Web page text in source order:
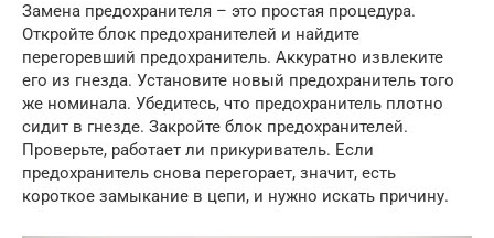
Замена предохранителя – это простая процедура.
Откройте блок предохранителей и найдите
перегоревший предохранитель. Аккуратно извлеките
его из гнезда. Установите новый предохранитель того
же номинала. Убедитесь, что предохранитель плотно
сидит в гнезде. Закройте блок предохранителей.
Проверьте, работает ли прикуриватель. Если
предохранитель снова перегорает, значит, есть
короткое замыкание в цепи, и нужно искать причину.